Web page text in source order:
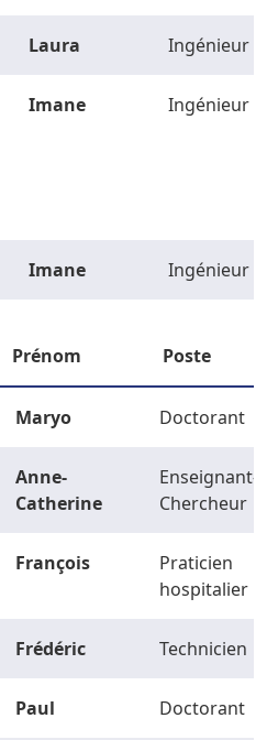
Laura Ingénieur
Imane Ingénieur
Imane Ingénieur
Prénom Poste
Maryo Doctorant
Anne-
Catherine
Enseignant-
Chercheur
François
Praticien
hospitalier
Frédéric Technicien
Paul Doctorant